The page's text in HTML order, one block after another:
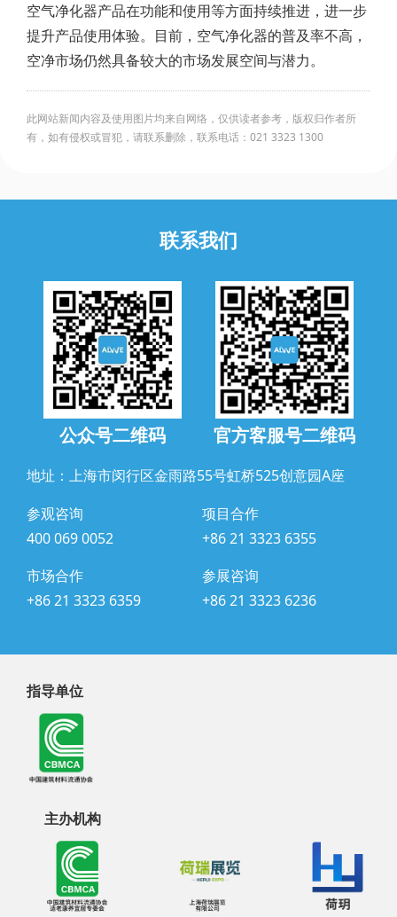
空气净化器产品在功能和使用等方面持续推进，进一步
提升产品使用体验。目前，空气净化器的普及率不高，
空净市场仍然具备较大的市场发展空间与潜力。
此网站新闻内容及使用图片均来自网络，仅供读者参考，版权归作者所
有，如有侵权或冒犯，请联系删除，联系电话：021 3323 1300
联系我们
公众号二维码 官方客服号二维码
地址：上海市闵行区金雨路55号虹桥525创意园A座
参观咨询
400 069 0052
项目合作
+86 21 3323 6355
市场合作
+86 21 3323 6359
参展咨询
+86 21 3323 6236
指导单位
主办机构